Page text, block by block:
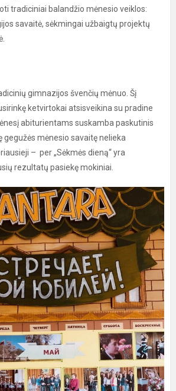
tradiciniai balandžio mėnesio veiklos:
savaitė, sėkmingai užbaigtų projektų
gimnazijos švenčių mėnuo. Šį
ketvirtokai atsisveikina su pradine
abiturientams suskamba paskutinis
gegužės mėnesio savaitę nelieka
– per „Sėkmės dieną“ yra
rezultatų pasiekę mokiniai.